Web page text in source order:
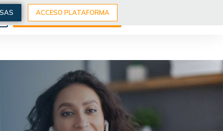
ACCESO PLATAFORMA
EXPLORA NUESTROS CURSOS